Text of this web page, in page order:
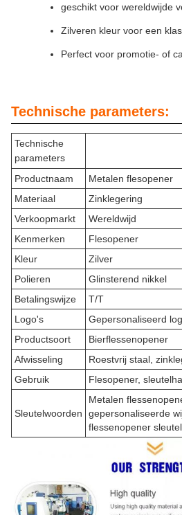
geschikt voor wereldwijde
Zilveren kleur voor een
Perfect voor promotie- of
Technische parameters:
Technische
parameters
Productnaam
Metalen flesopener
Materiaal
Zinklegering
Verkoopmarkt
Wereldwijd
Kenmerken
Flesopener
Kleur
Zilver
Polieren
Glinsterend nikkel
Betalingswijze
T/T
Logo's
Gepersonaliseerd
Productsoort
Bierflessenopener
Afwisseling
Roestvrij staal,
Gebruik
Flesopener,
Sleutelwoorden
Metalen
gepersonaliseerde
flessenopener